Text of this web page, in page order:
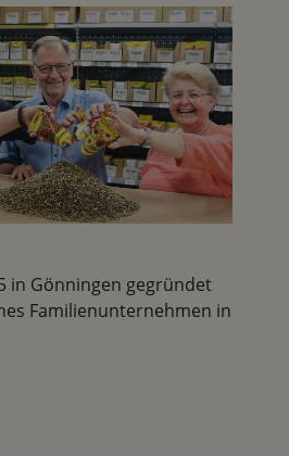
in Gönningen gegründet
Familienunternehmen in